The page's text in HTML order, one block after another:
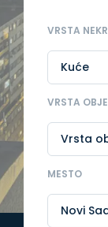
VRSTA
VRSTA
MESTO